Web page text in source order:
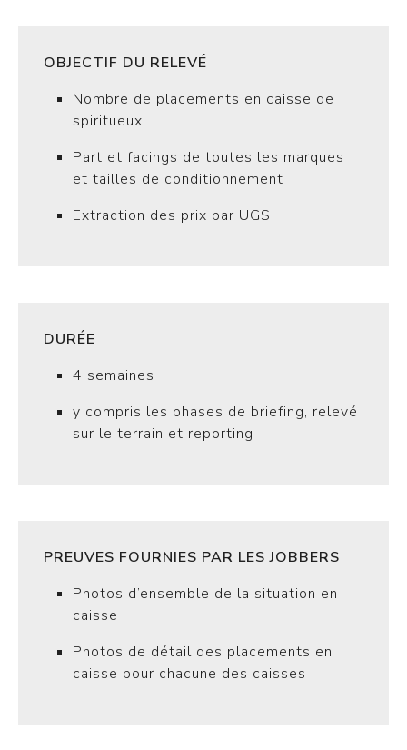
OBJECTIF DU RELEVÉ
Nombre de placements en caisse de
spiritueux
Part et facings de toutes les marques
et tailles de conditionnement
Extraction des prix par UGS
DURÉE
4 semaines
y compris les phases de briefing, relevé
sur le terrain et reporting
PREUVES FOURNIES PAR LES JOBBERS
Photos d’ensemble de la situation en
caisse
Photos de détail des placements en
caisse pour chacune des caisses